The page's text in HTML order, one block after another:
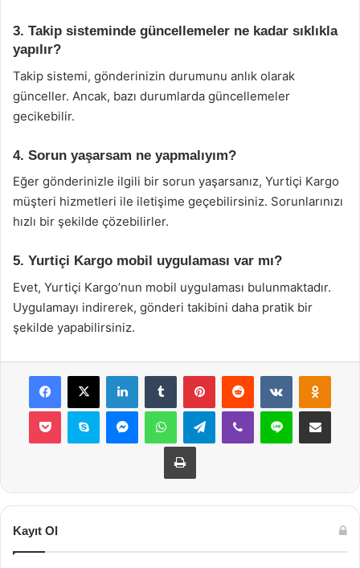
3. Takip sisteminde güncellemeler ne kadar sıklıkla
yapılır?
Takip sistemi, gönderinizin durumunu anlık olarak
günceller. Ancak, bazı durumlarda güncellemeler
gecikebilir.
4. Sorun yaşarsam ne yapmalıyım?
Eğer gönderinizle ilgili bir sorun yaşarsanız, Yurtiçi Kargo
müşteri hizmetleri ile iletişime geçebilirsiniz. Sorunlarınızı
hızlı bir şekilde çözebilirler.
5. Yurtiçi Kargo mobil uygulaması var mı?
Evet, Yurtiçi Kargo’nun mobil uygulaması bulunmaktadır.
Uygulamayı indirerek, gönderi takibini daha pratik bir
şekilde yapabilirsiniz.
Facebook
X LinkedInTumblr PinterestReddit VKontakte
Pocket Skype MessengerWhatsAppTelegramViber Line E-Posta ile
Yazdır
Kayıt Ol